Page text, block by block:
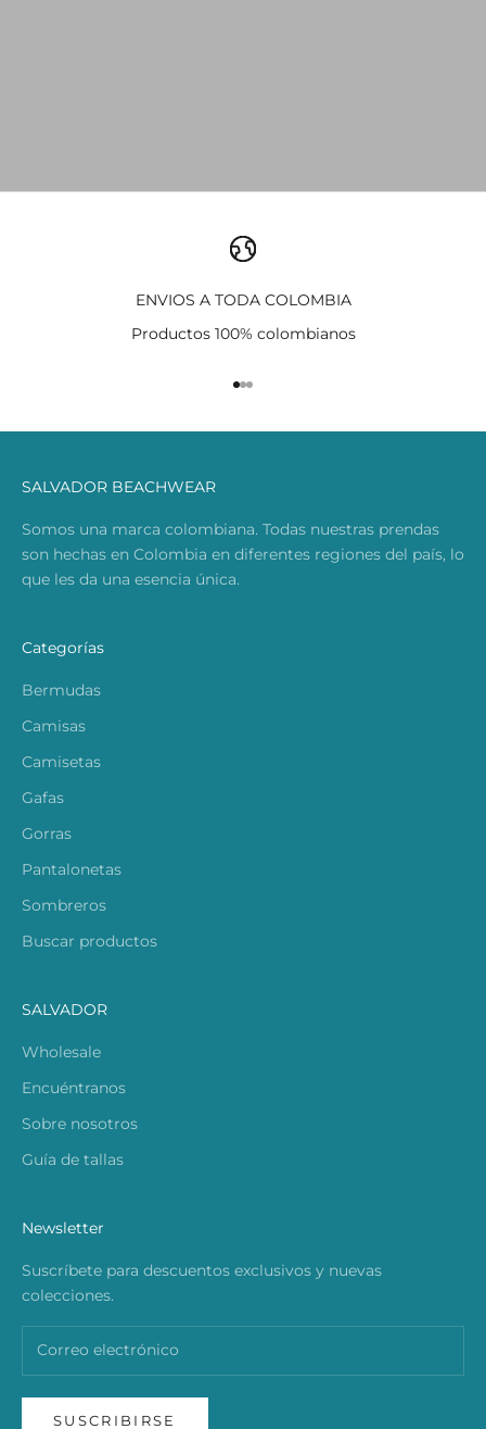
ENVIOS A TODA COLOMBIA
Productos 100% colombianos
Ir al artículo 1
Ir al artículo 2
Ir al artículo 3
SALVADOR BEACHWEAR
Somos una marca colombiana. Todas nuestras prendas
son hechas en Colombia en diferentes regiones del país, lo
que les da una esencia única.
Categorías
Bermudas
Camisas
Camisetas
Gafas
Gorras
Pantalonetas
Sombreros
Buscar productos
SALVADOR
Wholesale
Encuéntranos
Sobre nosotros
Guía de tallas
Newsletter
Suscríbete para descuentos exclusivos y nuevas
colecciones.
SUSCRIBIRSE